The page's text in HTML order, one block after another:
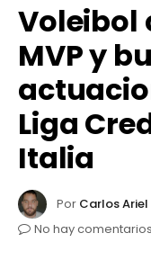
Voleibol
MVP y
Liga
Italia
Por Carlos Ariel
No hay comentarios